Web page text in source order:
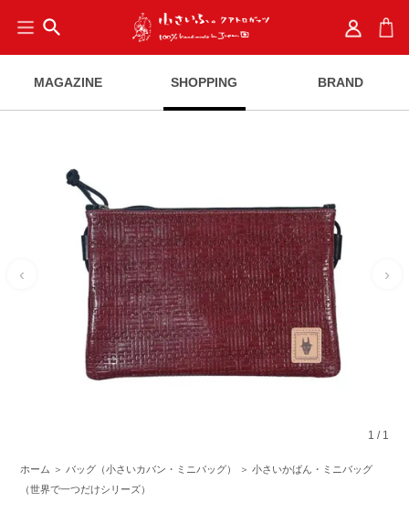
search
MAGAZINE SHOPPING BRAND
‹ ›
1 / 1
ホーム ＞ バッグ（小さいカバン・ミニバッグ） ＞小さいかばん・ミニバッグ
（世界で一つだけシリーズ）